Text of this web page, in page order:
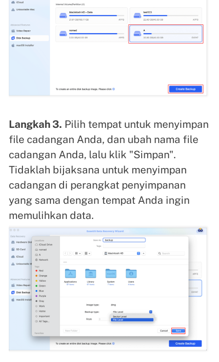
Langkah 3. Pilih tempat untuk menyimpan
file cadangan Anda, dan ubah nama file
cadangan Anda, lalu klik "Simpan".
Tidaklah bijaksana untuk menyimpan
cadangan di perangkat penyimpanan
yang sama dengan tempat Anda ingin
memulihkan data.